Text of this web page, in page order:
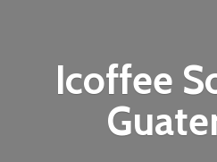
Icoffee